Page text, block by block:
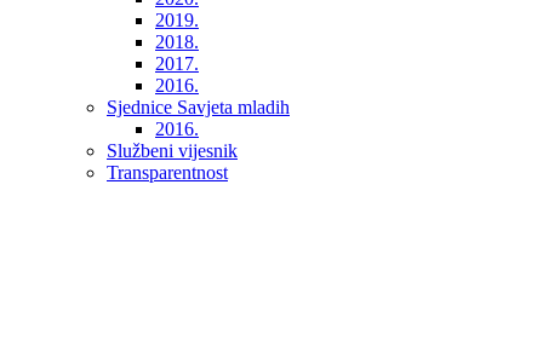
2019.
2018.
2017.
2016.
Sjednice Savjeta mladih
2016.
Službeni vijesnik
Transparentnost